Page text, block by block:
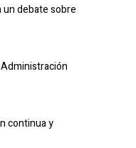
un debate sobre
continua y